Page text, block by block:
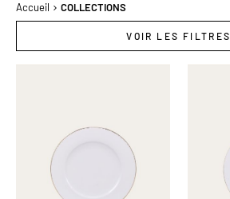
Accueil COLLECTIONS
VOIR LES FILTRES